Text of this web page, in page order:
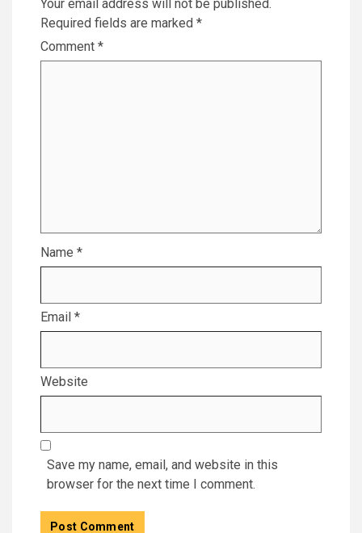
Your email address will not be published.
Required fields are marked *
Comment *
Name *
Email *
Website
Save my name, email, and website in this
browser for the next time I comment.